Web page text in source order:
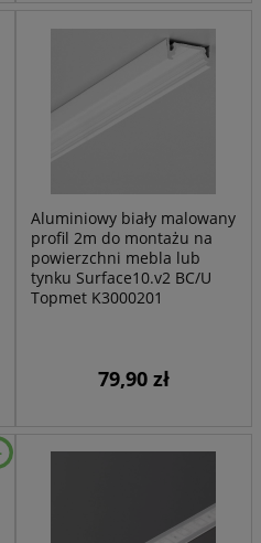
Aluminiowy biały malowany
profil 2m do montażu na
powierzchni mebla lub
tynku Surface10.v2 BC/U
Topmet K3000201
79,90 zł